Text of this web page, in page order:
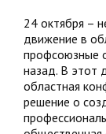
24 октября –
движение в
профсоюзные
назад. В этот
областная
решение о